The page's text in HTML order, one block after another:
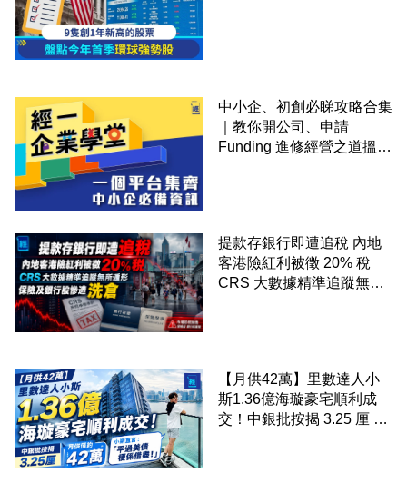
中小企、初創必睇攻略合集
｜教你開公司、申請
Funding 進修經營之道搵大
提款存銀行即遭追稅 內地
客港險紅利被徵 20% 稅
CRS 大數據精準追蹤無所
【月供42萬】里數達人小
斯1.36億海璇豪宅順利成
交！中銀批按揭 3.25 厘 小